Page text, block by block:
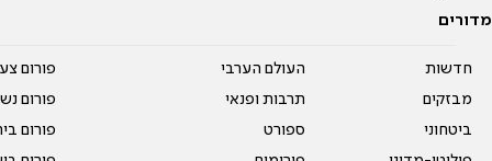
מדורים
חדשות
מבזקים
ביטחוני
העולם הערבי
תרבות ופנאי
ספורט
פורום
פורום
פורום